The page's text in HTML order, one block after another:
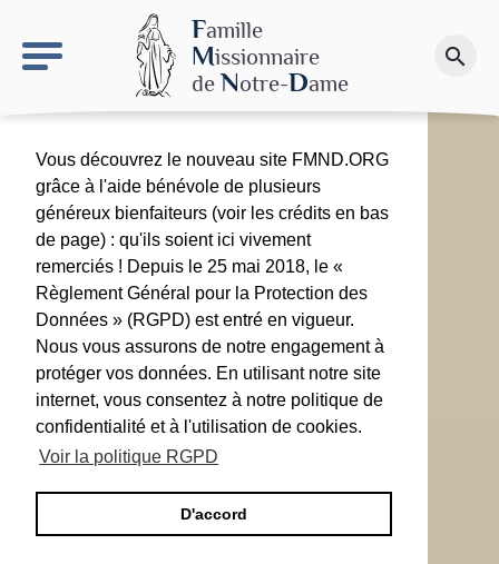
Famille
Missionnaire
de Notre-Dame
search
Faire un don
Vous découvrez le nouveau site FMND.ORG
grâce à l'aide bénévole de plusieurs
généreux bienfaiteurs (voir les crédits en bas
de page) : qu'ils soient ici vivement
remerciés ! Depuis le 25 mai 2018, le «
Règlement Général pour la Protection des
Données » (RGPD) est entré en vigueur.
Nous vous assurons de notre engagement à
protéger vos données. En utilisant notre site
internet, vous consentez à notre politique de
confidentialité et à l'utilisation de cookies.
Voir la politique RGPD
D'accord